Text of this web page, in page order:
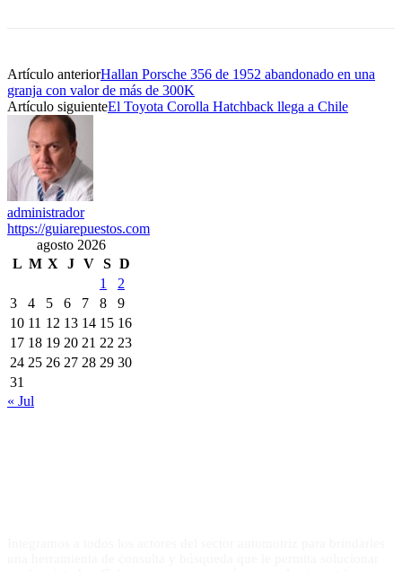
Artículo anteriorHallan Porsche 356 de 1952 abandonado en una
granja con valor de más de 300K
Artículo siguienteEl Toyota Corolla Hatchback llega a Chile
administrador
https://guiarepuestos.com
agosto 2026
L M X J V S D
1
2
3
4 5 6 7 8
9
10 11 12 13 14 15 16
17 18 19 20 21 22 23
24 25 26 27 28 29 30
31
« Jul